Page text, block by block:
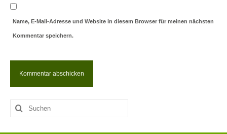
Name, E-Mail-Adresse und Website in diesem Browser für meinen nächsten
Kommentar speichern.
Suche
nach: